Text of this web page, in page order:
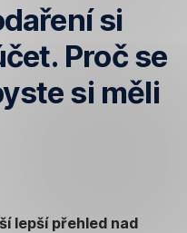
si
Proč se
si měli
lepší přehled nad